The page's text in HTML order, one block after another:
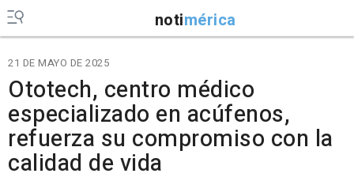
notimérica
21 DE MAYO DE 2025
Ototech, centro médico
especializado en acúfenos,
refuerza su compromiso con la
calidad de vida